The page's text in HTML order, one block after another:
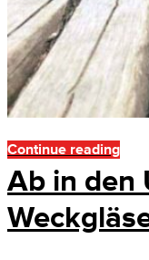
Continue reading
Ab in den